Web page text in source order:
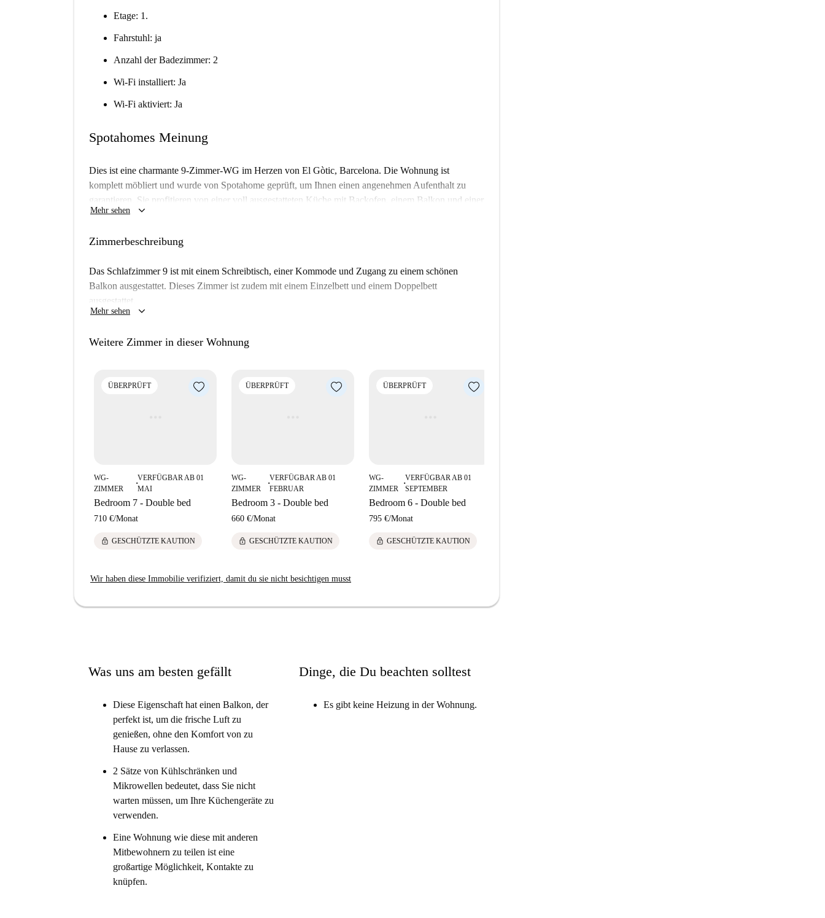
Etage: 1.
Fahrstuhl: ja
Anzahl der Badezimmer: 2
Wi-Fi installiert: Ja
Wi-Fi aktiviert: Ja
Spotahomes Meinung
Dies ist eine charmante 9-Zimmer-WG im Herzen von El Gòtic, Barcelona. Die Wohnung ist
komplett möbliert und wurde von Spotahome geprüft, um Ihnen einen angenehmen Aufenthalt zu
garantieren. Sie profitieren von einer voll ausgestatteten Küche mit Backofen, einem Balkon und einer
eigenen Waschmaschine. Haustiere und Rauchen sind aufgrund von Einschränkungen nicht gestattet.
Sehenswürdigkeiten. In wenigen Gehminuten erreichen Sie unter anderem die Casa Heribert Salas,
die Escultura Carmela und das Monumento A Victor Ochoa Escultor, um in Barcelonas reiches Erbe
kulinarischen Erlebnissen ein.
Mehr sehen keyboard_arrow_down
Zimmerbeschreibung
Das Schlafzimmer 9 ist mit einem Schreibtisch, einer Kommode und Zugang zu einem schönen
Balkon ausgestattet. Dieses Zimmer ist zudem mit einem Einzelbett und einem Doppelbett
ausgestattet.
Mehr sehen keyboard_arrow_down
Weitere Zimmer in dieser Wohnung
ÜBERPRÜFT
WG-
ZIMMER
■
VERFÜGBAR AB 01
MAI
Bedroom 7 - Double bed
710 €/Monat
lock GESCHÜTZTE KAUTION
ÜBERPRÜFT
WG-
ZIMMER
■
VERFÜGBAR AB 01
FEBRUAR
Bedroom 3 - Double bed
660 €/Monat
lock GESCHÜTZTE KAUTION
ÜBERPRÜFT
WG-
ZIMMER
■
VERFÜGBAR AB 01
SEPTEMBER
Bedroom 6 - Double bed
795 €/Monat
lock GESCHÜTZTE KAUTION
Wir haben diese Immobilie verifiziert, damit du sie nicht besichtigen musst
Was uns am besten gefällt
Diese Eigenschaft hat einen Balkon, der
perfekt ist, um die frische Luft zu
genießen, ohne den Komfort von zu
Hause zu verlassen.
2 Sätze von Kühlschränken und
Mikrowellen bedeutet, dass Sie nicht
warten müssen, um Ihre Küchengeräte zu
verwenden.
Eine Wohnung wie diese mit anderen
Mitbewohnern zu teilen ist eine
großartige Möglichkeit, Kontakte zu
knüpfen.
Dinge, die Du beachten solltest
Es gibt keine Heizung in der Wohnung.